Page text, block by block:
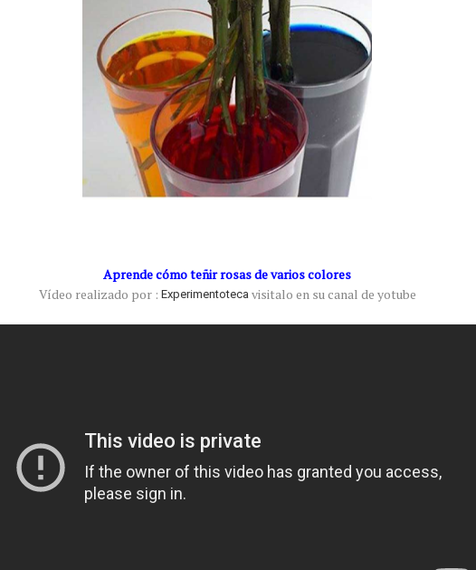
Aprende cómo teñir rosas de varios colores
Vídeo realizado por : Experimentoteca visitalo en su canal de yotube